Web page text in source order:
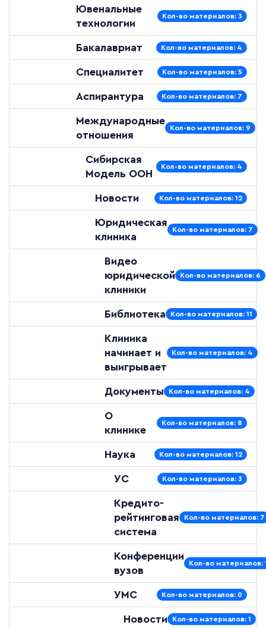
Ювенальные
технологии
Кол-во материалов: 3
Бакалавриат Кол-во материалов: 4
Специалитет Кол-во материалов: 5
Аспирантура Кол-во материалов: 7
Международные
отношения
Кол-во материалов: 9
Сибирская
Модель ООН
Кол-во материалов: 4
Новости Кол-во материалов: 12
Юридическая
клиника
Кол-во материалов: 7
Видео
юридической
клиники
Кол-во материалов: 6
Библиотека Кол-во материалов: 11
Клиника
начинает и
выигрывает
Кол-во материалов: 4
Документы Кол-во материалов: 4
О
клинике
Кол-во материалов: 8
Наука Кол-во материалов: 12
УС Кол-во материалов: 3
Кредито-
рейтинговая
система
Кол-во материалов: 7
Конференции
вузов
Кол-во материалов:
УМС Кол-во материалов: 0
Новости Кол-во материалов: 1